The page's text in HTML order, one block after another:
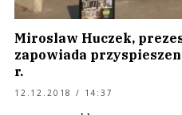
Miroslaw Huczek,
zapowiada
r.
12.12.2018 / 14:37